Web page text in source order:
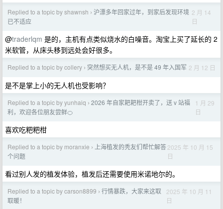
Replied to a topic by shawnsh › 沪漂多年回家过年，到家后发现环境
已不适应
2 月 14
日
@traderlqm 是的，主机有点类似烧水的白噪音。淘宝上买了延长的 2
米软管，从床头移到远处会好很多。
Replied to a topic by collery › 突然想买无人机，是不是 49 年入国军 2 月 12 日
是不是掌上小的无人机也受影响？
Replied to a topic by yunhaiq › 2026 年自家耙耙柑开卖了，送 v 站福
利，欢迎各位朋友尝鲜🍊
1 月 29
日
喜欢吃粑粑柑
Replied to a topic by moranxie ›
上海植发的秃友们帮忙解答
个问题
2025 年 10 月 15
日
看过别人发的植发体验，植发后还需要使用米诺地尔的。
Replied to a topic by carson8899 › 行情暴跌，大家来这取
取暖！
2025 年 10 月 11
日